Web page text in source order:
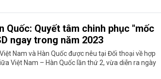
Quốc: Quyết tâm chinh phục "mốc
ngay trong năm 2023
Nam và Hàn Quốc được nêu tại Đối thoại về hợp
Việt Nam – Hàn Quốc lần thứ 2, vừa diễn ra ngày